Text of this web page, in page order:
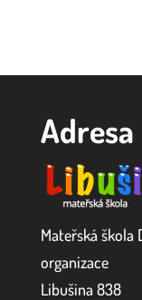
Adresa
Mateřská škola
organizace
Libušina 838